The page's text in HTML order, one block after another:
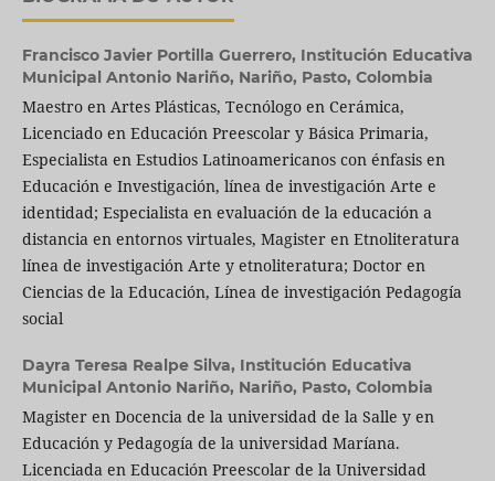
Francisco Javier Portilla Guerrero, Institución Educativa
Municipal Antonio Nariño, Nariño, Pasto, Colombia
Maestro en Artes Plásticas, Tecnólogo en Cerámica,
Licenciado en Educación Preescolar y Básica Primaria,
Especialista en Estudios Latinoamericanos con énfasis en
Educación e Investigación, línea de investigación Arte e
identidad; Especialista en evaluación de la educación a
distancia en entornos virtuales, Magister en Etnoliteratura
línea de investigación Arte y etnoliteratura; Doctor en
Ciencias de la Educación, Línea de investigación Pedagogía
social
Dayra Teresa Realpe Silva, Institución Educativa
Municipal Antonio Nariño, Nariño, Pasto, Colombia
Magister en Docencia de la universidad de la Salle y en
Educación y Pedagogía de la universidad Maríana.
Licenciada en Educación Preescolar de la Universidad